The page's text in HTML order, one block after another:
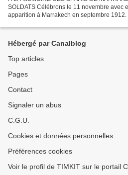
SOLDATS Célébrons le 11 novembre avec
apparition à Marrakech en septembre
Hébergé par Canalblog
Top articles
Pages
Contact
Signaler un abus
C.G.U.
Cookies et données personnelles
Préférences cookies
Voir le profil de TIMKIT sur le portail